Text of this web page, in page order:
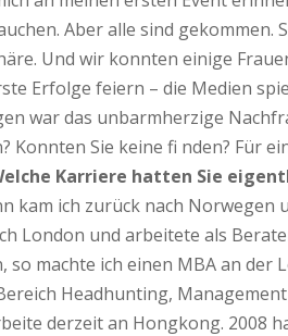
Aber alle sind gekommen.
Und wir konnten einige
Erfolge feiern – die Medien
war das unbarmherzige
Sie keine fi nden? Für
Karriere hatten Sie
kam ich zurück nach
London und arbeitete als
machte ich einen MBA an der
Headhunting,
derzeit an Hongkong. 2008